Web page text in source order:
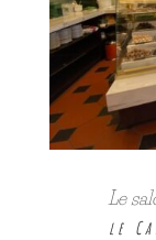
Le
le